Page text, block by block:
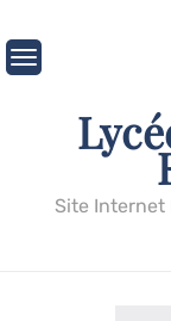
to
content
Site Internet